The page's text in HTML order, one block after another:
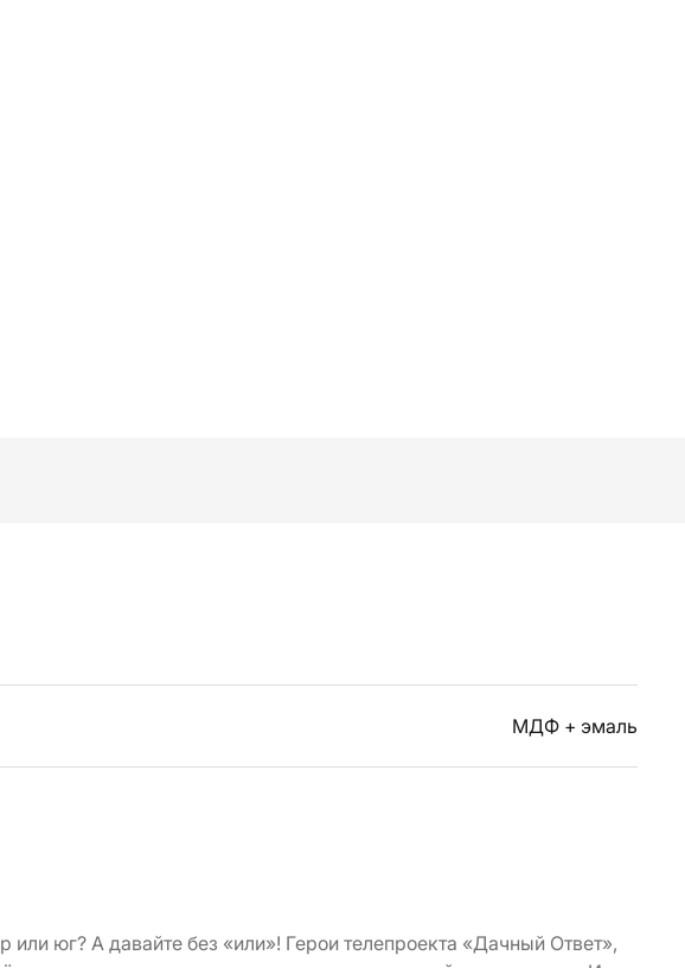
МДФ + эмаль
или юг? А давайте без «или»! Герои телепроекта «Дачный Ответ»,